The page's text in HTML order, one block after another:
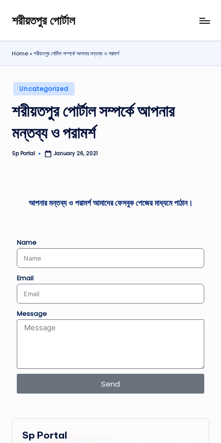
শরীয়তপুর পোর্টাল
Home»শরীয়তপুর পোর্টাল সম্পর্কে আপনার মন্তব্য ও পরামর্শ
Uncategorized
শরীয়তপুর পোর্টাল সম্পর্কে আপনার
মন্তব্য ও পরামর্শ
Sp Portal January 26, 2021
আপনার মন্তব্য ও পরামর্শ আমাদের ফেসবুক পেজের মাধ্যমে পাঠান।
Name
Email
Message
Send
Sp Portal